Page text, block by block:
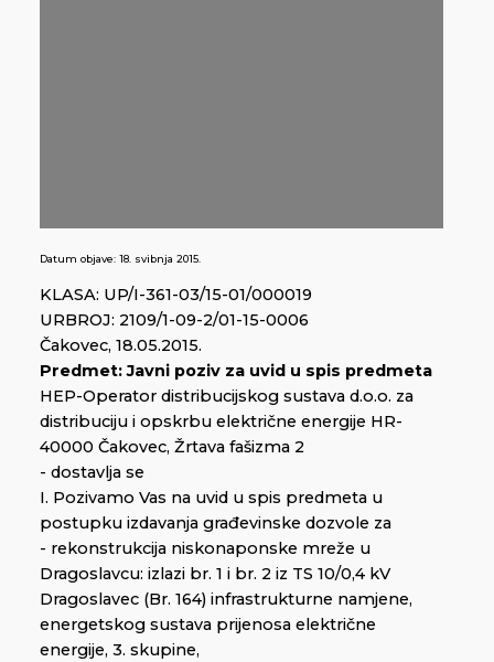
Datum objave: 18. svibnja 2015.
KLASA: UP/I-361-03/15-01/000019
URBROJ: 2109/1-09-2/01-15-0006
Čakovec, 18.05.2015.
Predmet: Javni poziv za uvid u spis predmeta
HEP-Operator distribucijskog sustava d.o.o. za
distribuciju i opskrbu električne energije HR-
40000 Čakovec, Žrtava fašizma 2
- dostavlja se
I. Pozivamo Vas na uvid u spis predmeta u
postupku izdavanja građevinske dozvole za
- rekonstrukcija niskonaponske mreže u
Dragoslavcu: izlazi br. 1 i br. 2 iz TS 10/0,4 kV
Dragoslavec (Br. 164) infrastrukturne namjene,
energetskog sustava prijenosa električne
energije, 3. skupine,